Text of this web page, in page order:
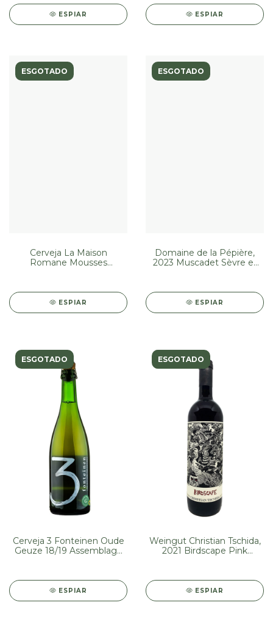
ESPIAR ESPIAR
ESGOTADO
Cerveja La Maison
Romane Mousses
ESPIAR
ESGOTADO
Domaine de la Pépière,
2023 Muscadet Sèvre et
ESPIAR
ESGOTADO
Cerveja 3 Fonteinen Oude
Geuze 18/19 Assemblage
ESPIAR
ESGOTADO
Weingut Christian Tschida,
2021 Birdscape Pink
ESPIAR